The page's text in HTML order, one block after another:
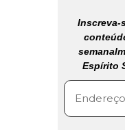
Inscreva-
Espírito